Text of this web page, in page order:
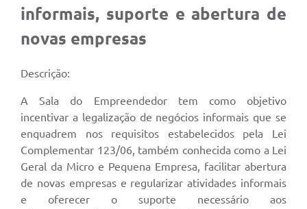
informais, suporte e abertura de
novas empresas
Descrição:
A Sala do Empreendedor tem como objetivo
incentivar a legalização de negócios informais que se
enquadrem nos requisitos estabelecidos pela Lei
Complementar 123/06, também conhecida como a Lei
Geral da Micro e Pequena Empresa, facilitar abertura
de novas empresas e regularizar atividades informais
e oferecer o suporte necessário aos